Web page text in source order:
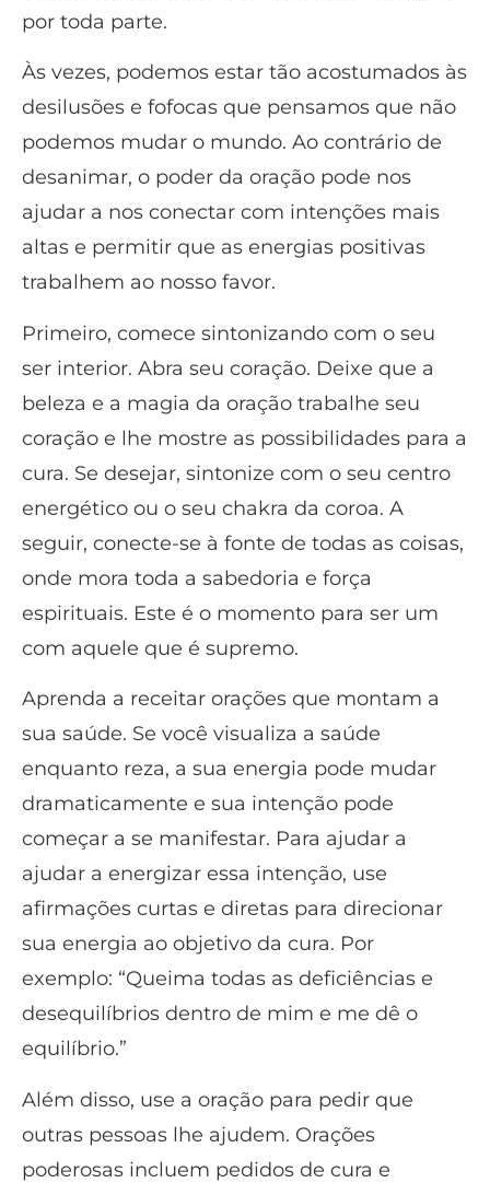
por toda parte.
Às vezes, podemos estar tão acostumados às
desilusões e fofocas que pensamos que não
podemos mudar o mundo. Ao contrário de
desanimar, o poder da oração pode nos
ajudar a nos conectar com intenções mais
altas e permitir que as energias positivas
trabalhem ao nosso favor.
Primeiro, comece sintonizando com o seu
ser interior. Abra seu coração. Deixe que a
beleza e a magia da oração trabalhe seu
coração e lhe mostre as possibilidades para a
cura. Se desejar, sintonize com o seu centro
energético ou o seu chakra da coroa. A
seguir, conecte-se à fonte de todas as coisas,
onde mora toda a sabedoria e força
espirituais. Este é o momento para ser um
com aquele que é supremo.
Aprenda a receitar orações que montam a
sua saúde. Se você visualiza a saúde
enquanto reza, a sua energia pode mudar
dramaticamente e sua intenção pode
começar a se manifestar. Para ajudar a
ajudar a energizar essa intenção, use
afirmações curtas e diretas para direcionar
sua energia ao objetivo da cura. Por
exemplo: “Queima todas as deficiências e
desequilíbrios dentro de mim e me dê o
equilíbrio.”
Além disso, use a oração para pedir que
outras pessoas lhe ajudem. Orações
poderosas incluem pedidos de cura e